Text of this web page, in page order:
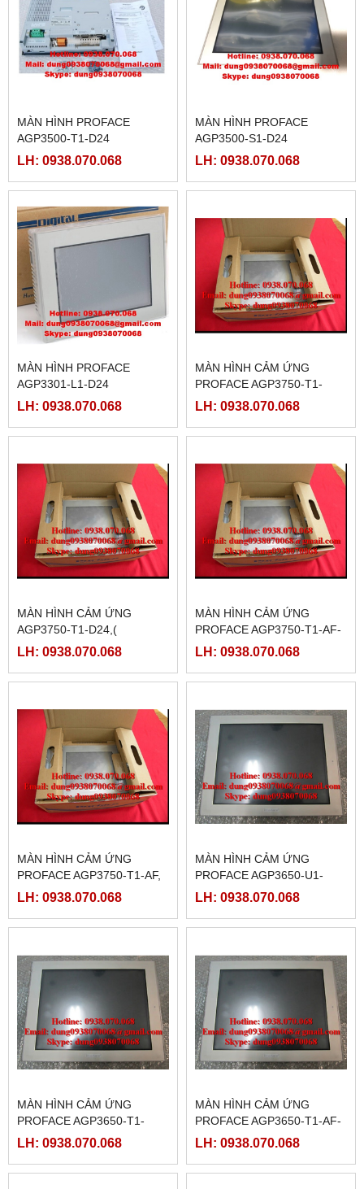
MÀN HÌNH PROFACE
AGP3500-T1-D24
LH: 0938.070.068
MÀN HÌNH PROFACE
AGP3500-S1-D24
LH: 0938.070.068
MÀN HÌNH PROFACE
AGP3301-L1-D24
LH: 0938.070.068
MÀN HÌNH CẢM ỨNG
PROFACE AGP3750-T1-
D24-M, ( PFXGP3750TADC )
LH: 0938.070.068
MÀN HÌNH CẢM ỨNG
AGP3750-T1-D24,(
PFXGP3750TAD )
LH: 0938.070.068
MÀN HÌNH CẢM ỨNG
PROFACE AGP3750-T1-AF-
M,( PFXGP3750TAAC )
LH: 0938.070.068
MÀN HÌNH CẢM ỨNG
PROFACE AGP3750-T1-AF,
(PFXGP3750TAA )
LH: 0938.070.068
MÀN HÌNH CẢM ỨNG
PROFACE AGP3650-U1-
D24,( PFXGP3650UADC )
LH: 0938.070.068
MÀN HÌNH CẢM ỨNG
PROFACE AGP3650-T1-
D24-M, ( PFXGP3650TADC )
LH: 0938.070.068
MÀN HÌNH CẢM ỨNG
PROFACE AGP3650-T1-AF-
M,( PFXGP3650TAAC )
LH: 0938.070.068